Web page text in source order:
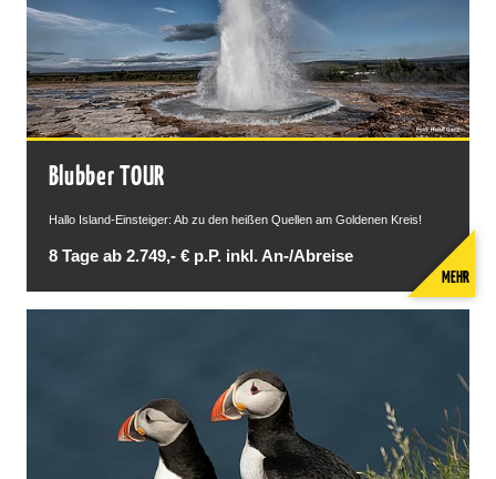
Blubber TOUR
Hallo Island-Einsteiger: Ab zu den heißen Quellen am Goldenen Kreis!
8 Tage ab 2.749,- € p.P. inkl. An-/Abreise
MEHR